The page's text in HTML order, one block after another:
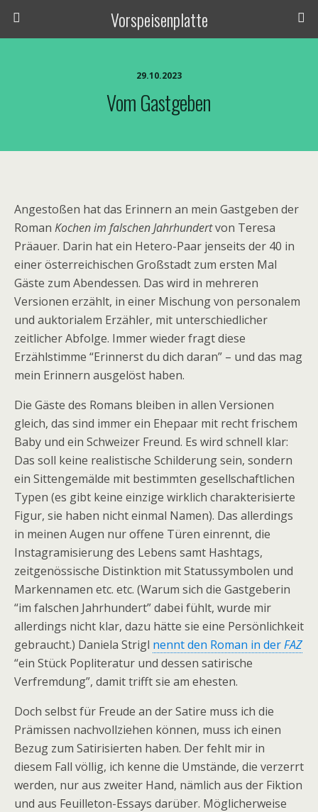
Vorspeisenplatte
29.10.2023
Vom Gastgeben
Angestoßen hat das Erinnern an mein Gastgeben der
Roman Kochen im falschen Jahrhundertvon Teresa
Präauer. Darin hat ein Hetero-Paar jenseits der 40 in
einer österreichischen Großstadt zum ersten Mal
Gäste zum Abendessen. Das wird in mehreren
Versionen erzählt, in einer Mischung von personalem
und auktorialem Erzähler, mit unterschiedlicher
zeitlicher Abfolge. Immer wieder fragt diese
Erzählstimme “Erinnerst du dich daran” – und das mag
mein Erinnern ausgelöst haben.
Die Gäste des Romans bleiben in allen Versionen
gleich, das sind immer ein Ehepaar mit recht frischem
Baby und ein Schweizer Freund. Es wird schnell klar:
Das soll keine realistische Schilderung sein, sondern
ein Sittengemälde mit bestimmten gesellschaftlichen
Typen (es gibt keine einzige wirklich charakterisierte
Figur, sie haben nicht einmal Namen). Das allerdings
in meinen Augen nur offene Türen einrennt, die
Instagramisierung des Lebens samt Hashtags,
zeitgenössische Distinktion mit Statussymbolen und
Markennamen etc. etc. (Warum sich die Gastgeberin
“im falschen Jahrhundert” dabei fühlt, wurde mir
allerdings nicht klar, dazu hätte sie eine Persönlichkeit
gebraucht.) Daniela Strigl nennt den Roman in derFAZ
“ein Stück Popliteratur und dessen satirische
Verfremdung”, damit trifft sie am ehesten.
Doch selbst für Freude an der Satire muss ich die
Prämissen nachvollziehen können, muss ich einen
Bezug zum Satirisierten haben. Der fehlt mir in
diesem Fall völlig, ich kenne die Umstände, die verzerrt
werden, nur aus zweiter Hand, nämlich aus der Fiktion
und aus Feuilleton-Essays darüber. Möglicherweise